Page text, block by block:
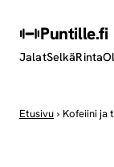
Puntille.fi
JalatSelkäRinta
Etusivu › Kofeiini ja